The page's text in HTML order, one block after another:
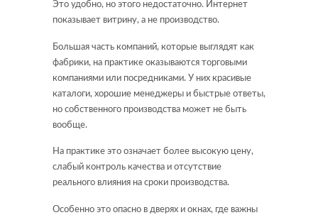
Это удобно, но этого недостаточно. Интернет
показывает витрину, а не производство.
Большая часть компаний, которые выглядят как
фабрики, на практике оказываются торговыми
компаниями или посредниками. У них красивые
каталоги, хорошие менеджеры и быстрые ответы,
но собственного производства может не быть
вообще.
На практике это означает более высокую цену,
слабый контроль качества и отсутствие
реального влияния на сроки производства.
Особенно это опасно в дверях и окнах, где важны